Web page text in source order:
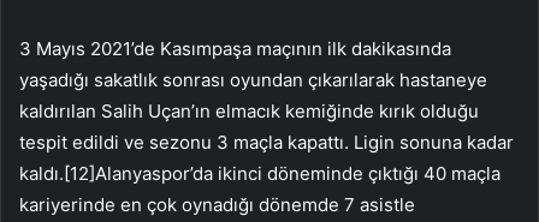
3 Mayıs 2021’de Kasımpaşa maçının ilk dakikasında
yaşadığı sakatlık sonrası oyundan çıkarılarak hastaneye
kaldırılan Salih Uçan’ın elmacık kemiğinde kırık olduğu
tespit edildi ve sezonu 3 maçla kapattı. Ligin sonuna kadar
kaldı.[12]Alanyaspor’da ikinci döneminde çıktığı 40 maçla
kariyerinde en çok oynadığı dönemde 7 asistle